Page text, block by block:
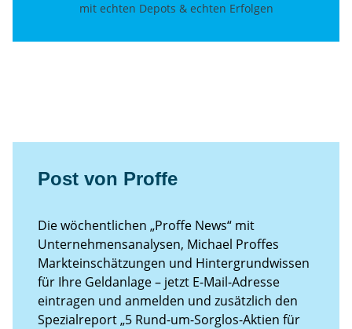
mit echten Depots & echten Erfolgen
Post von Proffe
Die wöchentlichen „Proffe News“ mit
Unternehmensanalysen, Michael Proffes
Markteinschätzungen und Hintergrundwissen
für Ihre Geldanlage – jetzt E-Mail-Adresse
eintragen und anmelden und zusätzlich den
Spezialreport „5 Rund-um-Sorglos-Aktien für